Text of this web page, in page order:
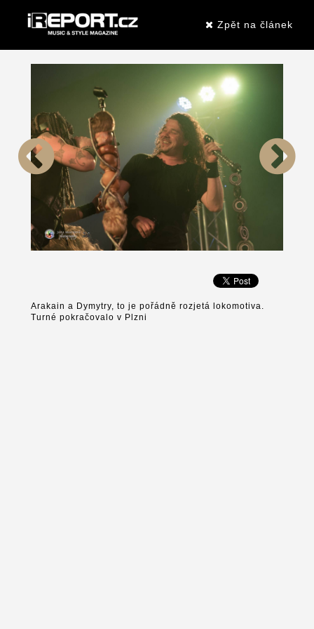
Zpět na článek
Arakain a Dymytry, to je pořádně rozjetá lokomotiva.
Turné pokračovalo v Plzni